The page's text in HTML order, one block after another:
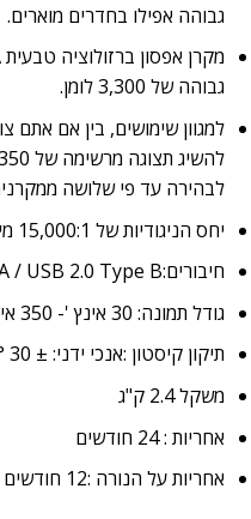
גבוהה אפילו בחדרים מוארים.
גבוהה של 3,300 לומן.
למגוון שימושים, בין אם אתם
לבהירה עד פי שלושה
יחס הניגודיות של 15,000:1 מייצר צללים מוגדרים ושחור עמוק.
חיבורים:/ USB 2.0 Type B
גודל תמונה: 30 אינץ '- 350 אינץ' מרחק הקרנה רחב / טל 1.76 מ לתמונה בגודל 60 אינטש
תיקון קיסטון :אנכי ידני: ± 30 °, אופקי ידני ± 30 °
משקל 2.4 ק"ג
אחריות : 24 חודשים
אחריות על הנורה :12 חודשים או 1000 שעות